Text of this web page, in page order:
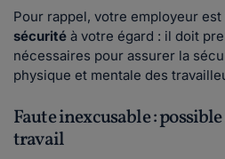
Pour rappel, votre employeur est
sécurité à votre égard : il doit
nécessaires pour assurer la
physique et mentale des
Faute inexcusable :
travail